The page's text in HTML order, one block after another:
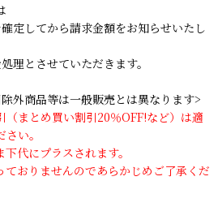
定してから請求金額をお知らせいたし
理とさせていただきます。
外商品等は一般販売とは異なります>
まとめ買い割引20％OFF!など）は適
い。
代にプラスされます。
ておりませんのであらかじめご了承くだ